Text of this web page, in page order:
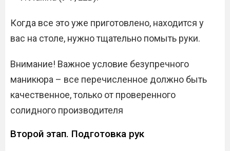
Когда все это уже приготовлено, находится у
вас на столе, нужно тщательно помыть руки.
Внимание! Важное условие безупречного
маникюра – все перечисленное должно быть
качественное, только от проверенного
солидного производителя
Второй этап. Подготовка рук